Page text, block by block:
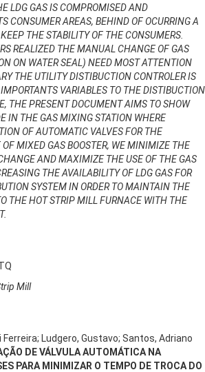
LDG GAS IS COMPROMISED AND
CONSUMER AREAS, BEHIND OF OCURRING A
THE STABILITY OF THE CONSUMERS.
REALIZED THE MANUAL CHANGE OF GAS
ON WATER SEAL) NEED MOST ATTENTION
THE UTILITY DISTIBUCTION CONTROLER IS
VARIABLES TO THE DISTIBUCTION
THE PRESENT DOCUMENT AIMS TO SHOW
IN THE GAS MIXING STATION WHERE
OF AUTOMATIC VALVES FOR THE
MIXED GAS BOOSTER, WE MINIMIZE THE
AND MAXIMIZE THE USE OF THE GAS
THE AVAILABILITY OF LDG GAS FOR
SYSTEM IN ORDER TO MAINTAIN THE
THE HOT STRIP MILL FURNACE WITH THE
Mill
Ferreira; Ludgero, Gustavo; Santos, Adriano
DE VÁLVULA AUTOMÁTICA NA
PARA MINIMIZAR O TEMPO DE TROCA DO